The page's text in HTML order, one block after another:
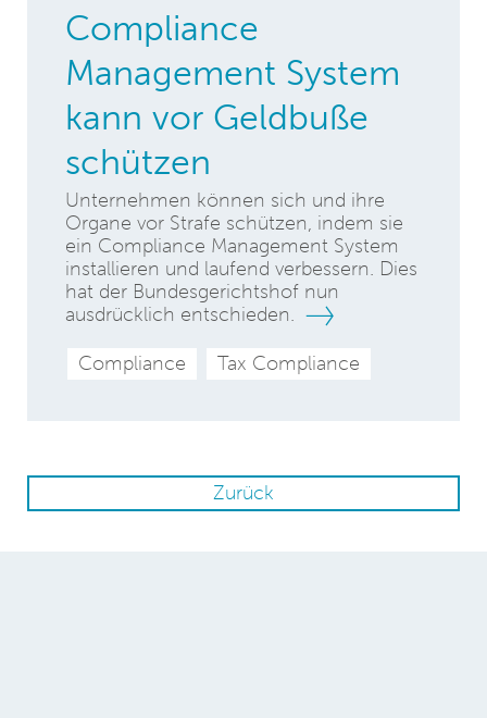
Compliance
Management System
kann vor Geldbuße
schützen
Unternehmen können sich und ihre
Organe vor Strafe schützen, indem sie
ein Compliance Management System
installieren und laufend verbessern. Dies
hat der Bundesgerichtshof nun
ausdrücklich entschieden.
Compliance Tax Compliance
Zurück